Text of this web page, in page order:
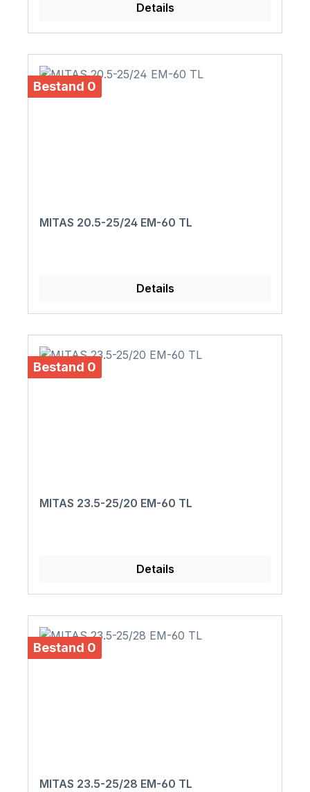
Details
Bestand 0
MITAS 20.5-25/24 EM-60 TL
Details
Bestand 0
MITAS 23.5-25/20 EM-60 TL
Details
Bestand 0
MITAS 23.5-25/28 EM-60 TL